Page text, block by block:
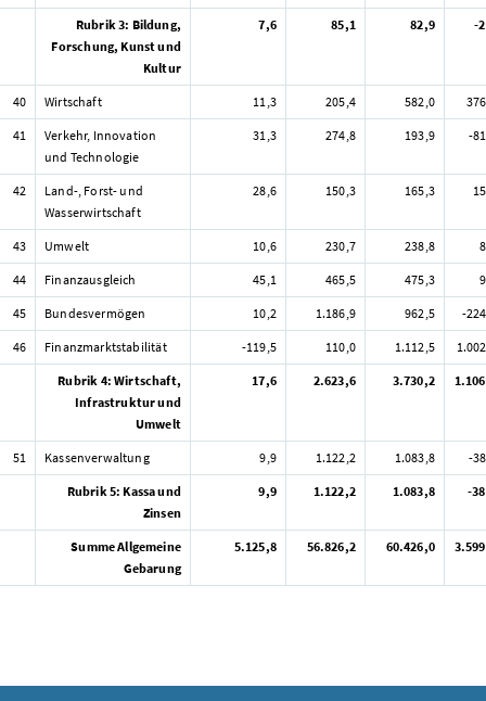
Rubrik 3: Bildung,
Forschung, Kunst und
Kultur
7,6 85,1 82,9 -
40 Wirtschaft 11,3 205,4 582,0
41
Verkehr, Innovation
und Technologie
31,3 274,8 193,9 -
42
Land-, Forst- und
Wasserwirtschaft
28,6 150,3 165,3
43 Umwelt 10,6 230,7 238,8
44 Finanzausgleich 45,1 465,5 475,3
45 Bundesvermögen 10,2 1.186,9 962,5 -
46 Finanzmarktstabilität -119,5 110,0 1.112,5
Rubrik 4: Wirtschaft,
Infrastruktur und
Umwelt
17,6 2.623,6 3.730,2
51 Kassenverwaltung 9,9 1.122,2 1.083,8 -
Rubrik 5: Kassa und
Zinsen
9,9 1.122,2 1.083,8 -
Summe Allgemeine
Gebarung
5.125,8 56.826,2 60.426,0